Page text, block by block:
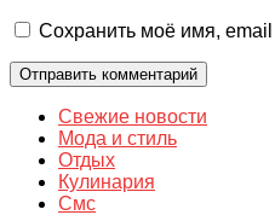
Сохранить моё имя,
Свежие новости
Мода и стиль
Отдых
Кулинария
Смс